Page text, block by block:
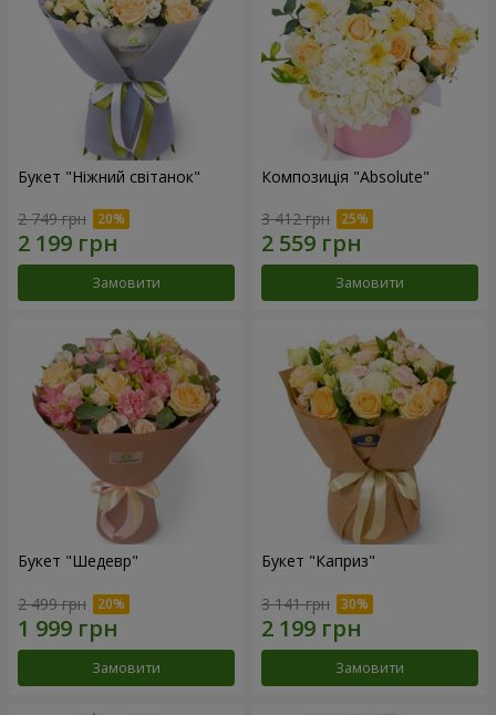
Букет "Ніжний світанок"
2 749 грн
Замовити
Композиція "Absolute"
3 412 грн
Замовити
Букет "Шедевр"
2 499 грн
Замовити
Букет "Каприз"
3 141 грн
Замовити